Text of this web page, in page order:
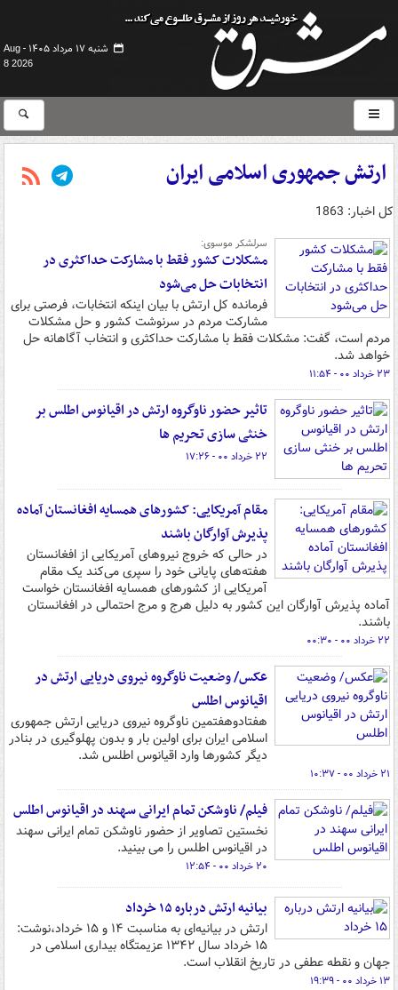
شنبه ۱۷ مرداد ۱۴۰۵ -
Aug
8 2026
ارتش جمهوری اسلامی ایران
کل اخبار: 1863
سرلشکر موسوی:
مشکلات کشور فقط با مشارکت حداکثری در
انتخابات حل می‎‌شود
فرمانده کل ارتش با بیان اینکه انتخابات، فرصتی برای
مشارکت مردم در سرنوشت کشور و حل مشکلات
مردم است، گفت: مشکلات فقط با مشارکت حداکثری و انتخاب آگاهانه حل
خواهد شد.
۲۳ خرداد ۰۰ - ۱۱:۵۴
تاثیر حضور ناوگروه ارتش در اقیانوس اطلس بر
خنثی سازی تحریم ها
۲۲ خرداد ۰۰ - ۱۷:۲۶
مقام آمریکایی: کشورهای همسایه افغانستان آماده
پذیرش آوارگان باشند
در حالی که خروج نیروهای آمریکایی از افغانستان
هفته‌های پایانی خود را سپری می‌کند یک مقام
آمریکایی از کشورهای همسایه افغانستان خواست
آماده پذیرش آوارگان این کشور به دلیل هرج و مرج احتمالی در افغانستان
باشند.
۲۲ خرداد ۰۰ - ۰۰:۳۰
عکس/ وضعیت ناوگروه نیروی دریایی ارتش در
اقیانوس اطلس
هفتادوهفتمین ناوگروه نیروی دریایی ارتش جمهوری
اسلامی ایران برای اولین بار و بدون پهلوگیری در بنادر
دیگر کشورها وارد اقیانوس اطلس شد.
۲۱ خرداد ۰۰ - ۱۰:۳۷
فیلم/ ناوشکن تمام ایرانی سهند در اقیانوس اطلس
نخستین تصاویر از حضور ناوشکن تمام ایرانی سهند
در اقیانوس اطلس را می بینید.
۲۰ خرداد ۰۰ - ۱۲:۵۴
بیانیه ارتش درباره ۱۵ خرداد
ارتش در بیانیه‌ای به مناسبت ۱۴ و ۱۵ خرداد،نوشت:
۱۵ خرداد سال ۱۳۴۲ عزیمت‍گاه بیداری اسلامی در
جهان و نقطه عطفی در تاریخ انقلاب است.
۱۳ خرداد ۰۰ - ۱۹:۳۹